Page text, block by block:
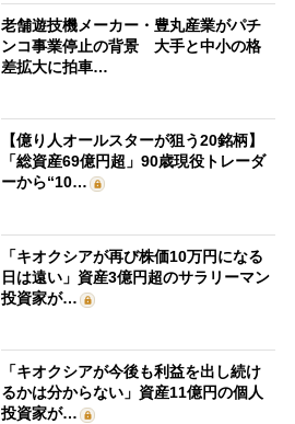
老舗遊技機メーカー・豊丸産業がパチ
ンコ事業停止の背景 大手と中小の格
差拡大に拍車…
【億り人オールスターが狙う20銘柄】
「総資産69億円超」90歳現役トレーダ
ーから“10…
「キオクシアが再び株価10万円になる
日は遠い」資産3億円超のサラリーマン
投資家が…
「キオクシアが今後も利益を出し続け
るかは分からない」資産11億円の個人
投資家が…